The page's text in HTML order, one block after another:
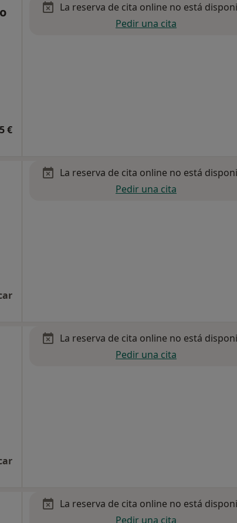
€
La reserva de cita online no está
Pedir una cita
La reserva de cita online no está
Pedir una cita
La reserva de cita online no está
Pedir una cita
La reserva de cita online no está
Pedir una cita